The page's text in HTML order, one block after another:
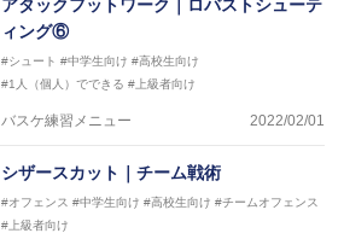
アタックフットワーク｜ロバストシューテ
ィング⑥
#シュート #中学生向け #高校生向け
#1人（個人）でできる #上級者向け
バスケ練習メニュー 2022/02/01
シザースカット｜チーム戦術
#オフェンス #中学生向け #高校生向け #チームオフェンス
#上級者向け